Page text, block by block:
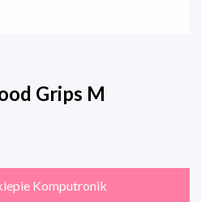
Grips M
Komputronik